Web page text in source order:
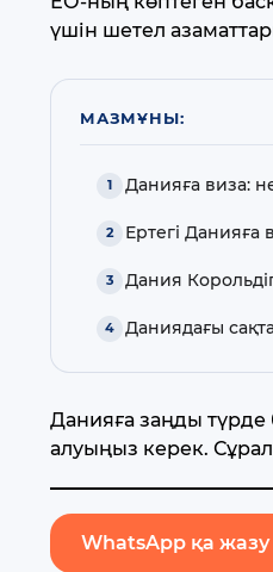
үшін шетел
МАЗМҰНЫ:
Данияға виза:
Ертегі Данияға
Дания
Даниядағы
Данияға заңды түрде
алуыңыз керек.
WhatsApp қа жазу